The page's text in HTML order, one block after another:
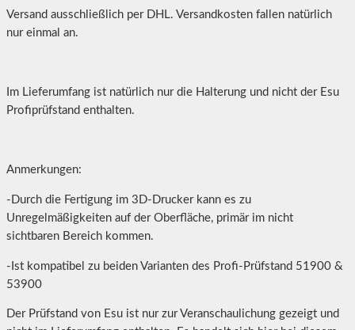
Versand ausschließlich per DHL. Versandkosten fallen natürlich
nur einmal an.
Im Lieferumfang ist natürlich nur die Halterung und nicht der Esu
Profiprüfstand enthalten.
Anmerkungen:
-Durch die Fertigung im 3D-Drucker kann es zu
Unregelmäßigkeiten auf der Oberfläche, primär im nicht
sichtbaren Bereich kommen.
-Ist kompatibel zu beiden Varianten des Profi-Prüfstand 51900 &
53900
Der Prüfstand von Esu ist nur zur Veranschaulichung gezeigt und